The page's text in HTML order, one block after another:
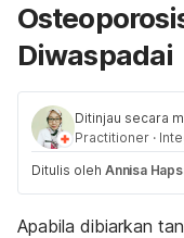
Diwaspadai
Ditinjau secara
Practitioner ·
Ditulis oleh Annisa
Apabila dibiarkan